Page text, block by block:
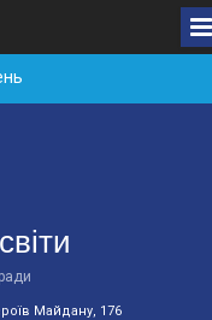
Майдану, 176